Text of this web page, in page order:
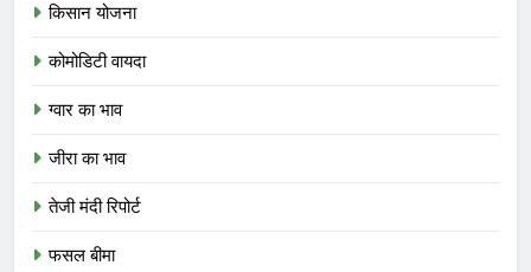
किसान योजना
कोमोडिटी वायदा
ग्वार का भाव
जीरा का भाव
तेजी मंदी रिपोर्ट
फसल बीमा